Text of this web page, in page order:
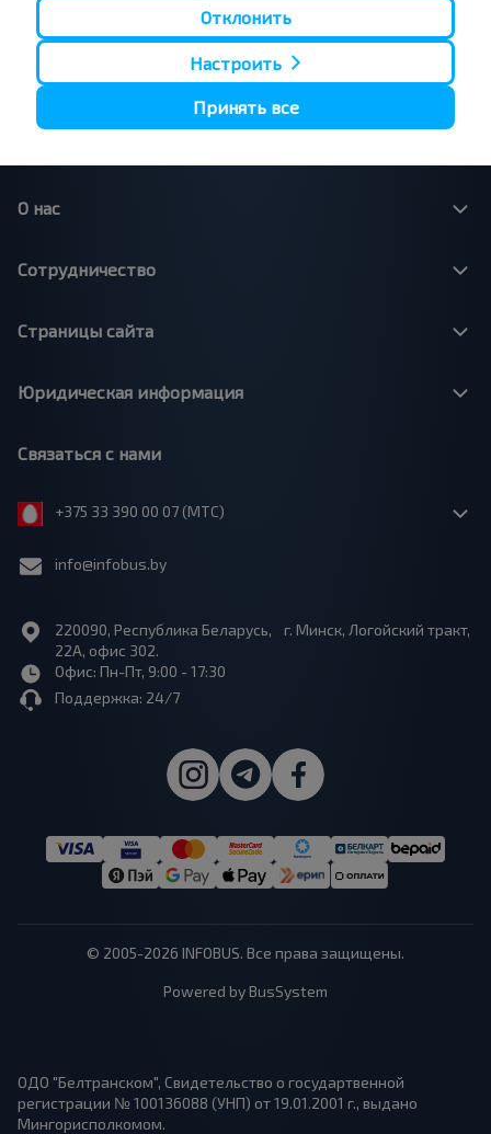
Полоцк - Рига
Москва - Брест
Минск - Вильнюс
Минск - Варшава
Москва - Барановичи
Брест - Варшава
О нас
Сотрудничество
Страницы сайта
Юридическая информация
Связаться с нами
+375 33 390 00 07 (МТС)
info@infobus.by
220090, Республика Беларусь, г. Минск, Логойский тракт,
22А, офис 302.
Офис: Пн-Пт, 9:00 - 17:30
Поддержка: 24/7
© 2005-2026 INFOBUS. Все права защищены.
Powered by BusSystem
ОДО "Белтранском", Свидетельство о государтвенной
регистрации № 100136088 (УНП) от 19.01.2001 г., выдано
Мингорисполкомом.
Отклонить
Настроить
Принять все